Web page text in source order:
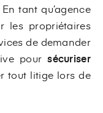
tant qu’agence
les propriétaires
de demander
poursécuriser
tout litige lors de